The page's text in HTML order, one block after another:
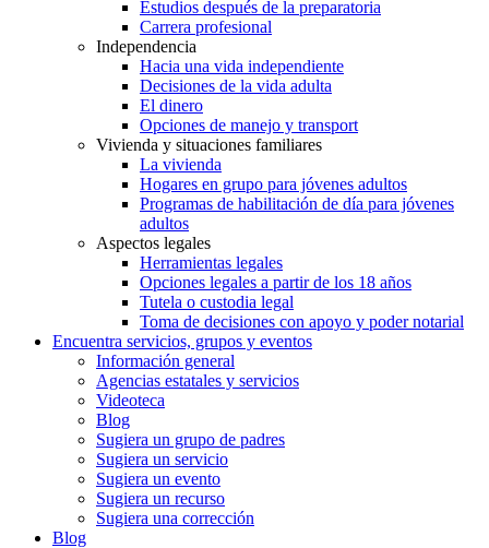
Estudios después de la preparatoria
Carrera profesional
Independencia
Hacia una vida independiente
Decisiones de la vida adulta
El dinero
Opciones de manejo y transport
Vivienda y situaciones familiares
La vivienda
Hogares en grupo para jóvenes adultos
Programas de habilitación de día para jóvenes
adultos
Aspectos legales
Herramientas legales
Opciones legales a partir de los 18 años
Tutela o custodia legal
Toma de decisiones con apoyo y poder notarial
Encuentra servicios, grupos y eventos
Información general
Agencias estatales y servicios
Videoteca
Blog
Sugiera un grupo de padres
Sugiera un servicio
Sugiera un evento
Sugiera un recurso
Sugiera una corrección
Blog